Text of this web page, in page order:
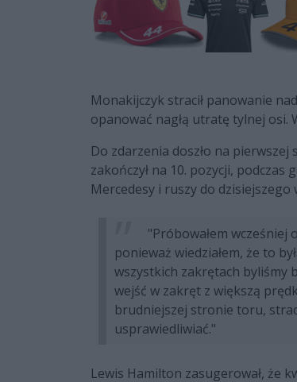
Monakijczyk stracił panowanie
opanować nagłą utratę tylnej osi.
Do zdarzenia doszło na
zakończył na 10. pozycji, podczas
Mercedesy i ruszy do
"Próbowałem wcześniej
ponieważ wiedziałem, że to
wszystkich zakrętach byliśmy
wejść w zakręt z większą
brudniejszej stronie toru,
usprawiedliwiać."
Lewis Hamilton zasugerował, że